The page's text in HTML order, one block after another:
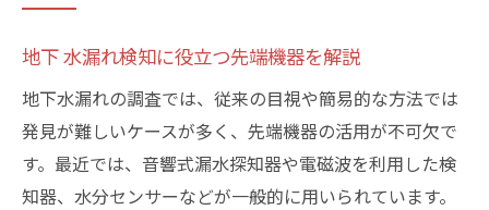
地下 水漏れ検知に役立つ先端機器を解説
地下水漏れの調査では、従来の目視や簡易的な方法では
発見が難しいケースが多く、先端機器の活用が不可欠で
す。最近では、音響式漏水探知器や電磁波を利用した検
知器、水分センサーなどが一般的に用いられています。